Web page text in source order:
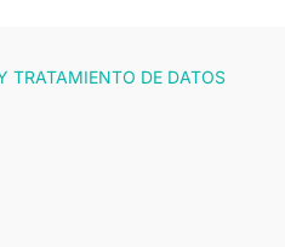
TRATAMIENTO DE DATOS